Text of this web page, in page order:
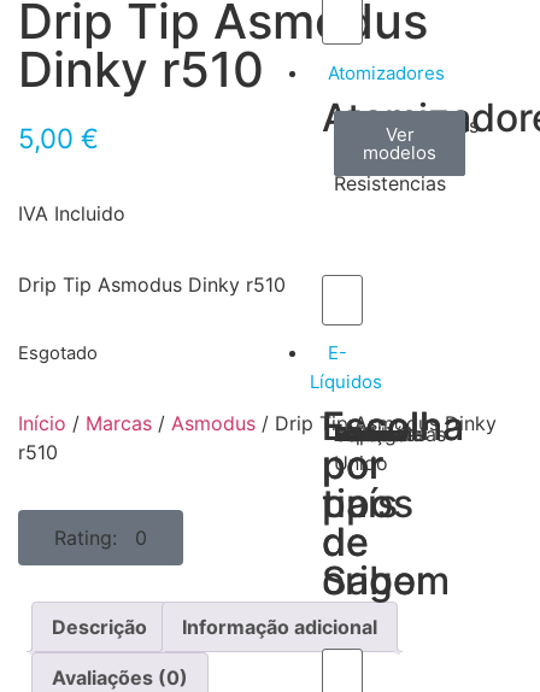
Atomizadores
Claromizadores
Ver
modelos
Reconstruíveis
Ver
modelos
Resistencias
Ver
modelos
E-
Líquidos
Escolha
por
tipos
de
Sabor
Tabaco
Frutas
Bebidas
Frescos
Sobremesas
Escolha
por
país
de
origem
Portugal
Alemanha
USA
Reino
Unido
Canadá
França
Malásia
Filipinas
Espanha
Polónia
Grécia
Drip Tip Asmodus
Dinky r510
5,00 €
IVA Incluido
Drip Tip Asmodus Dinky r510
Esgotado
Início / Marcas / Asmodus / Drip Tip Asmodus Dinky
r510
Rating: 0
Descrição Informação adicional
Avaliações (0)